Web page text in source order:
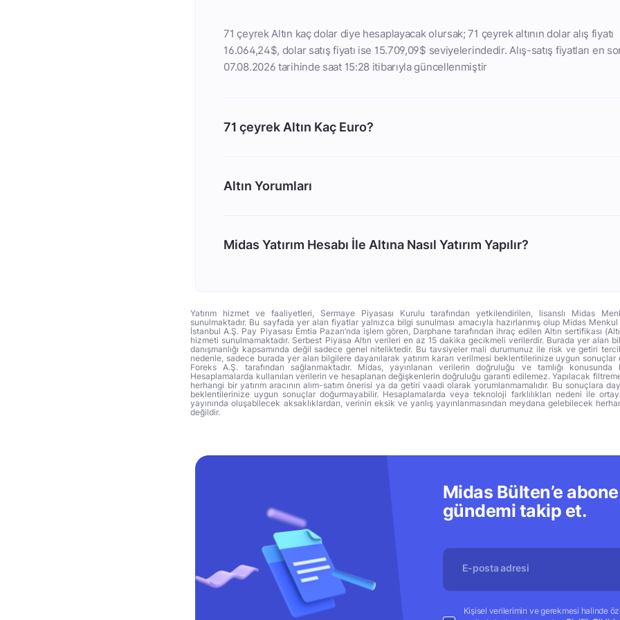
71 çeyrek Altın kaç dolar diye hesaplayacak olursak; 71 çeyrek altının dolar alış fiyatı
16.064,24$, dolar satış fiyatı ise 15.709,09$ seviyelerindedir. Alış-satış fiyatları en
07.08.2026 tarihinde saat 15:28 itibarıyla güncellenmiştir
71 çeyrek Altın Kaç Euro?
Altın Yorumları
Midas Yatırım Hesabı İle Altına Nasıl Yatırım Yapılır?
Yatırım hizmet ve faaliyetleri, Sermaye Piyasası Kurulu tarafından yetkilendirilen, lisanslı Midas
sunulmaktadır. Bu sayfada yer alan fiyatlar yalnızca bilgi sunulması amacıyla hazırlanmış olup Midas
İstanbul A.Ş. Pay Piyasası Emtia Pazarı’nda işlem gören, Darphane tarafından ihraç edilen Altın sertifikası
hizmeti sunulmamaktadır. Serbest Piyasa Altın verileri en az 15 dakika gecikmeli verilerdir. Burada yer alan
danışmanlığı kapsamında değil sadece genel niteliktedir. Bu tavsiyeler mali durumunuz ile risk ve getiri
nedenle, sadece burada yer alan bilgilere dayanılarak yatırım kararı verilmesi beklentilerinize uygun
Foreks A.Ş. tarafından sağlanmaktadır. Midas, yayınlanan verilerin doğruluğu ve tamlığı
Hesaplamalarda kullanılan verilerin ve hesaplanan değişkenlerin doğruluğu garanti edilemez. Yapılacak
herhangi bir yatırım aracının alım-satım önerisi ya da getiri vaadi olarak yorumlanmamalıdır. Bu sonuçlara
beklentilerinize uygun sonuçlar doğurmayabilir. Hesaplamalarda veya teknoloji farklılıkları nedeni ile
yayınında oluşabilecek aksaklıklardan, verinin eksik ve yanlış yayınlanmasından meydana gelebilecek
değildir.
Midas Bülten’e
gündemi takip et.
Kişisel verilerimin ve gerekmesi halinde